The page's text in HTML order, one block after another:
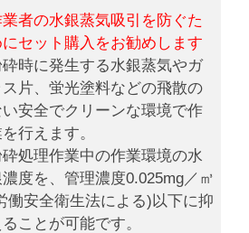
者の水銀蒸気吸引を防ぐた
セット購入をお勧めします
時に発生する水銀蒸気やガ
ス片、蛍光塗料などの飛散の
い安全でクリーンな環境で作
行えます。
処理作業中の作業環境の水
度を、管理濃度0.025mg／㎥
働安全衛生法による)以下に抑
ることが可能です。